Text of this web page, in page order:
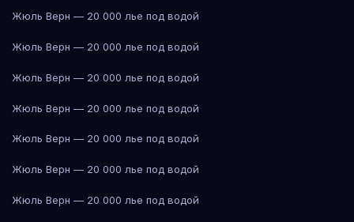
Жюль Верн — 20 000 лье под водой
Жюль Верн — 20 000 лье под водой
Жюль Верн — 20 000 лье под водой
Жюль Верн — 20 000 лье под водой
Жюль Верн — 20 000 лье под водой
Жюль Верн — 20 000 лье под водой
Жюль Верн — 20 000 лье под водой